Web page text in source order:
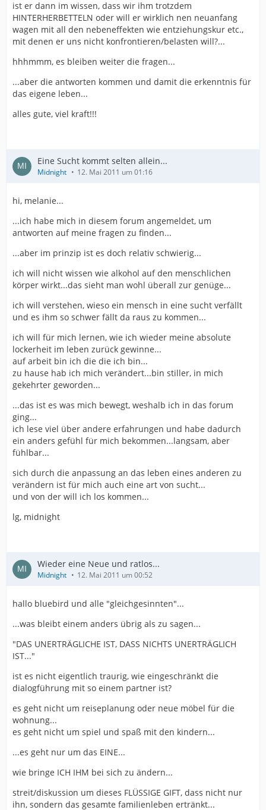
ist er dann im wissen, dass wir ihm trotzdem
HINTERHERBETTELN oder will er wirklich nen neuanfang
wagen mit all den nebeneffekten wie entziehungskur etc.,
mit denen er uns nicht konfrontieren/belasten will?...
hhhmmm, es bleiben weiter die fragen...
...aber die antworten kommen und damit die erkenntnis für
das eigene leben...
alles gute, viel kraft!!!
Eine Sucht kommt selten allein...
Midnight 12. Mai 2011 um 01:16
hi, melanie...
...ich habe mich in diesem forum angemeldet, um
antworten auf meine fragen zu finden...
...aber im prinzip ist es doch relativ schwierig...
ich will nicht wissen wie alkohol auf den menschlichen
körper wirkt...das sieht man wohl überall zur genüge...
ich will verstehen, wieso ein mensch in eine sucht verfällt
und es ihm so schwer fällt da raus zu kommen...
ich will für mich lernen, wie ich wieder meine absolute
lockerheit im leben zurück gewinne...
auf arbeit bin ich die die ich bin...
zu hause hab ich mich verändert...bin stiller, in mich
gekehrter geworden...
...das ist es was mich bewegt, weshalb ich in das forum
ging...
ich lese viel über andere erfahrungen und habe dadurch
ein anders gefühl für mich bekommen...langsam, aber
fühlbar...
sich durch die anpassung an das leben eines anderen zu
verändern ist für mich auch eine art von sucht...
und von der will ich los kommen...
lg, midnight
Wieder eine Neue und ratlos...
Midnight 12. Mai 2011 um 00:52
hallo bluebird und alle "gleichgesinnten"...
...was bleibt einem anders übrig als zu sagen...
"DAS UNERTRÄGLICHE IST, DASS NICHTS UNERTRÄGLICH
IST..."
ist es nicht eigentlich traurig, wie eingeschränkt die
dialogführung mit so einem partner ist?
es geht nicht um reiseplanung oder neue möbel für die
wohnung...
es geht nicht um spiel und spaß mit den kindern...
...es geht nur um das EINE...
wie bringe ICH IHM bei sich zu ändern...
streit/diskussion um dieses FLÜSSIGE GIFT, dass nicht nur
ihn, sondern das gesamte familienleben ertränkt...